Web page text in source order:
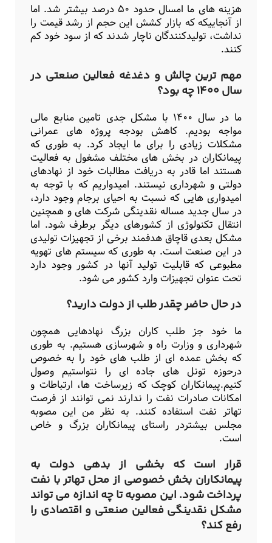
هزینه های ما امسال حدود ۵۰ درصد بیشتر شد. اما
از آنجاییکه که بازار کشش این حجم از رشد قیمت را
نداشت، تولیدکنندگان ناچار شدند که از سود خود کم
کنند.
مهم ترین چالش و دغدغه فعالین صنعتی در
سال ۱۴۰۰ چه بود؟
ما در سال ۱۴۰۰ با مشکل جدی تامین منابع مالی
مواجه بودیم. کاهش بودجه پروژه های عمرانی
مشکلات زیادی را برای ما ایجاد کرد. به طوری که
پیمانکاران در بخش های مختلف مشغول به فعالیت
هستند اما قادر به دریافت مطالبات خود از نهادهای
دولتی و شهرداری نیستند. امیدواریم که با توجه به
امیدواری هایی که نسبت به احیای برجام وجود دارد،
در سال جدید مساله نقدینگی شرکت های و همچنین
انتقال تکنولوژی از کشورهای دیگر برطرف شود. اما
مشکل بعدی قاچاق هدفمند برخی از تجهیزات تولیدی
در این صنعت است. به طوری که سیستم های تهویه
مطبوعی که قابلیت تولید آنها در کشور وجود دارد
تحت عنوان تجهیزات وارد کشور می شود.
در حال حاضر چقدر طلب از دولت دارید؟
ما خود جز طلب کاران بزرگ نهادهایی همچون
شهرداری و وزارت راه و شهرسازی هستیم. به طوری
که بخش عمده ای از طلب های خود را به خصوص
درحوزه تونل های جاده ای را نتواستیم وصول
کنیم.پیمانکاران کوچک که زیرساخت ها، ارتباطات و
امکانات صادرات نفت را ندارند نمی توانند از فرصت
تهاتر نفت استفاده کنند. به نظر من این مصوبه
مجلس بیشتردر راستای پیمانکاران بزرگ و خاص
است.
قرار است که بخشی از بدهی دولت به
پیمانکاران بخش خصوصی از محل تهاتر با نفت
پرداخت شود. این مصوبه تا چه اندازه می تواند
مشکل نقدینگی فعالین صنعتی و اقتصادی را
رفع کند؟